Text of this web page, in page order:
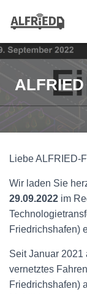
Liebe ALFRIED-
Wir laden Sie
29.09.2022 im
Friedrichshafen)
Seit Januar 2021
vernetztes
Friedrichshafen)